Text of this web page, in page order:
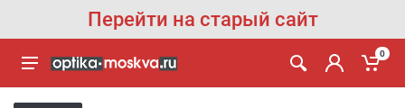
Перейти на старый сайт
0